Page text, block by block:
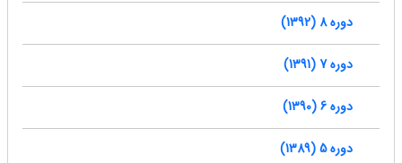
دوره 8 (1392)
دوره 7 (1391)
دوره 6 (1390)
دوره 5 (1389)